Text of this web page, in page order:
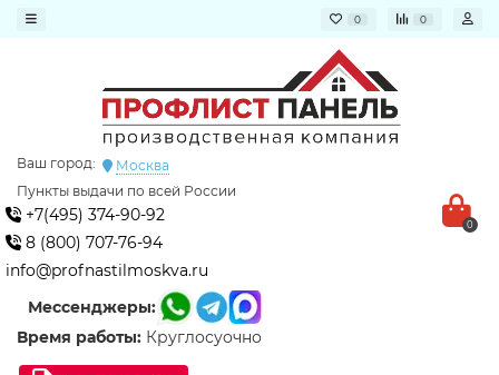
0 0
Ваш город:
Москва
Пункты выдачи по всей России
+7(495) 374-90-92
8 (800) 707-76-94
info@profnastilmoskva.ru
Мессенджеры:
Время работы: Круглосуочно
0